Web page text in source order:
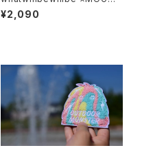
EDECA CLEVER TONG MINI
レザーケース（ピンク・ブラック）
¥2,090